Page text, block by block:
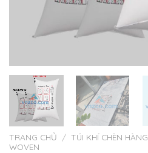
TRANG CHỦ / TÚI KHÍ CHÈN HÀNG
WOVEN